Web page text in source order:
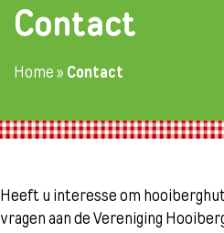
Contact
Home» Contact
Heeft u interesse om
vragen aan de Vereniging